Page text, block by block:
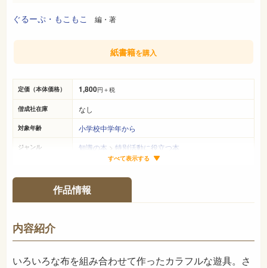
ぐるーぷ・もこもこ 編・著
定価（本体価格） 1,800円＋税
偕成社在庫 なし
対象年齢 小学校中学年から
ジャンル 知識の本 > 特別活動に役立つ本
48ページ
ISBN 978-4-03-812060-2
NDC
発売日 1986年1月
すべて表示する
紙書籍を購入
作品情報
内容紹介
いろいろな布を組み合わせて作ったカラフルな遊具。さ